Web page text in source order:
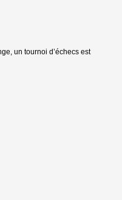
un tournoi d’échecs est